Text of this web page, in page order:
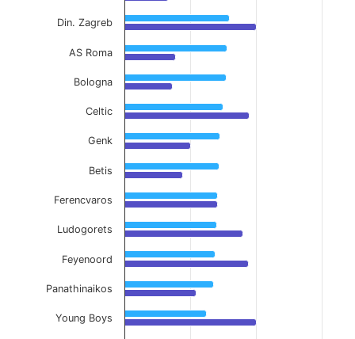
Din. Zagreb
AS Roma
Bologna
Celtic
Genk
Betis
Ferencvaros
Ludogorets
Feyenoord
Panathinaikos
Young Boys